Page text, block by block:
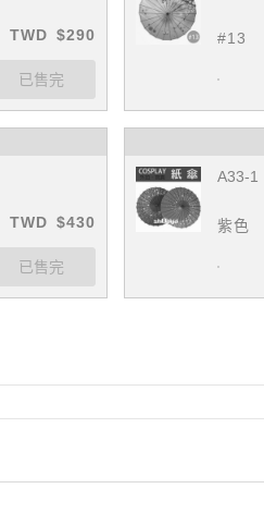
TWD $290 #13
TWD $430
A33-1
紫色